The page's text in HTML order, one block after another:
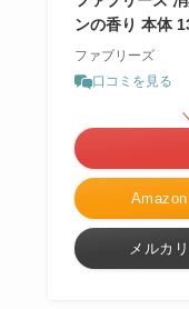
ンの香り 本体
ファブリーズ
口コミを見る
Amazon
メルカリ